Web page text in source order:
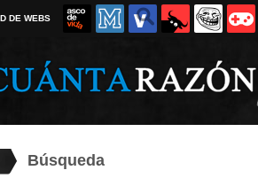
DE WEBS
Búsqueda